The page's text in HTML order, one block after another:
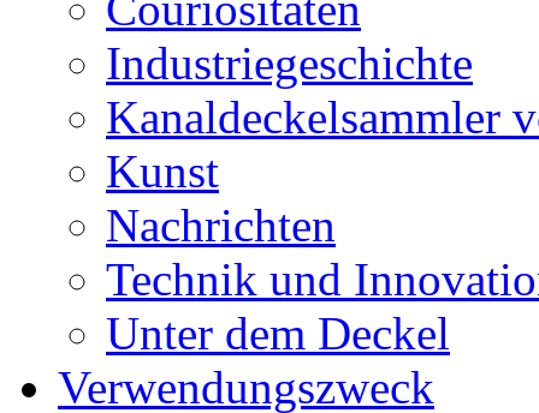
Industriegeschichte
Kanaldeckelsammler
Kunst
Nachrichten
Technik und
Unter dem Deckel
Verwendungszweck